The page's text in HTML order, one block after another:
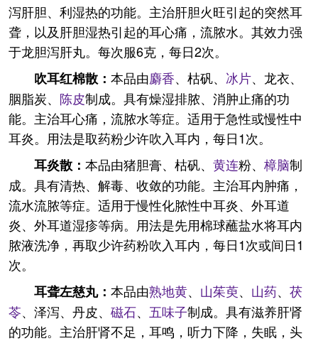
泻肝胆、利湿热的功能。主治肝胆火旺引起的突然耳
聋，以及肝胆湿热引起的耳心痛，流脓水。其效力强
于龙胆泻肝丸。每次服6克，每日2次。
吹耳红棉散： 本品由麝香、枯矾、 冰片、龙衣、
胭脂炭、 陈皮制成。具有燥湿排脓、消肿止痛的功
能。主治耳心痛，流脓水等症。适用于急性或慢性中
耳炎。用法是取药粉少许吹入耳内，每日1次。
耳炎散： 本品由猪胆膏、枯矾、 黄连粉、 樟脑制
成。具有清热、解毒、收敛的功能。主治耳内肿痛，
流水流脓等症。适用于慢性化脓性中耳炎、外耳道
炎、外耳道湿疹等病。用法是先用棉球蘸盐水将耳内
脓液洗净，再取少许药粉吹入耳内，每日1次或间日1
次。
耳聋左慈丸： 本品由熟地黄、 山茱萸、 山药、 茯
苓、泽泻、丹皮、 磁石、 五味子制成。具有滋养肝肾
的功能。主治肝肾不足，耳鸣，听力下降，失眠，头